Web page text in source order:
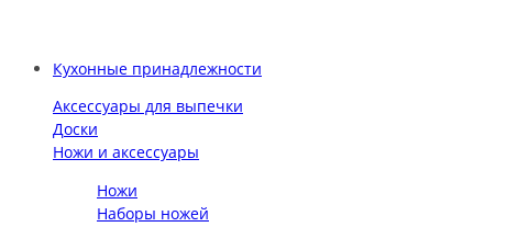
Кухонные принадлежности
Аксессуары для выпечки
Доски
Ножи и аксессуары
Ножи
Наборы ножей